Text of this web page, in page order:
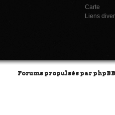
Carte
Liens
Forums propulsés par phpBB